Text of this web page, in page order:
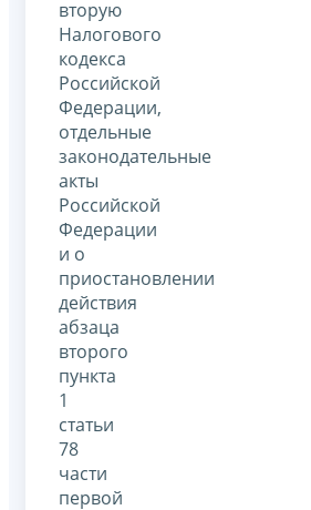
вторую
Налогового
кодекса
Российской
Федерации,
отдельные
законодательные
акты
Российской
Федерации
и о
приостановлении
действия
абзаца
второго
пункта
1
статьи
78
части
первой